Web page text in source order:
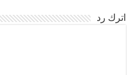
اترك رد